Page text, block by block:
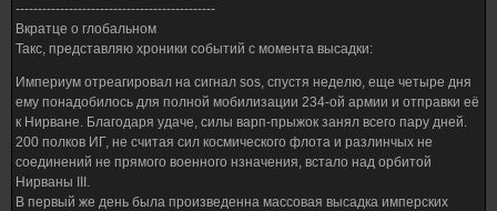
---------------------------------------------
Вкратце о глобальном
Такс, представляю хроники событий с момента высадки:
Империум отреагировал на сигнал sos, спустя неделю, еще четыре дня
ему понадобилось для полной мобилизации 234-ой армии и отправки её
к Нирване. Благодаря удаче, силы варп-прыжок занял всего пару дней.
200 полков ИГ, не считая сил космического флота и разлинчых не
соединений не прямого военного нзначения, встало над орбитой
Нирваны III.
В первый же день была произведенна массовая высадка имперских